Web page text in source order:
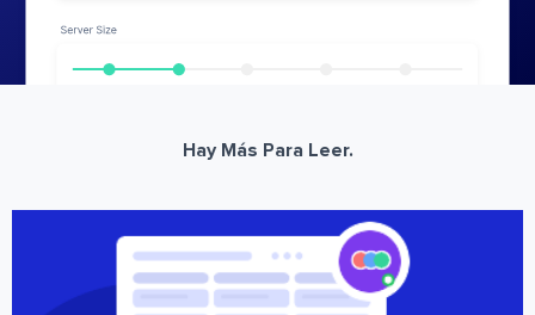
Hay Más Para Leer.